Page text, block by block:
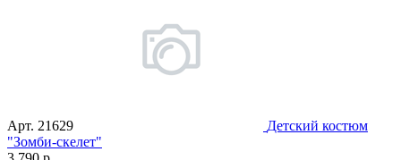
Арт. 21629
Детский костюм
"Зомби-скелет"